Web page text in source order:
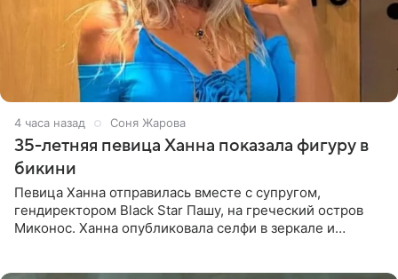
4 часа назад Соня Жарова
35-летняя певица Ханна показала фигуру в
бикини
Певица Ханна отправилась вместе с супругом,
гендиректором Black Star Пашу, на греческий остров
Миконос. Ханна опубликовала селфи в зеркале и